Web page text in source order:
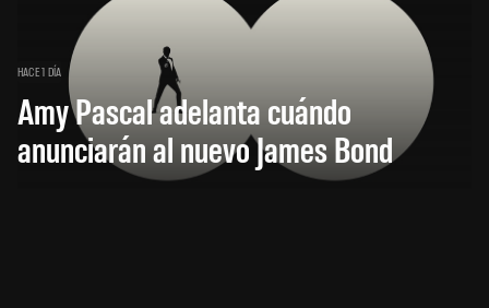
HACE 1 DÍA
Amy Pascal adelanta cuándo
anunciarán al nuevo James Bond